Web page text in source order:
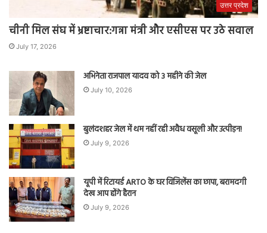
उत्तर प्रदेश
चीनी मिल संघ में भ्रष्टाचार:गन्ना मंत्री और एसीएस पर उठे सवाल
July 17, 2026
अभिनेता राजपाल यादव को 3 महीने की जेल
July 10, 2026
बुलंदशहर जेल में थम नहीं रही अवैध वसूली और उत्पीड़न!
July 9, 2026
यूपी में रिटायर्ड ARTO के घर विजिलेंस का छापा, बरामदगी
देख आप होंगे हैरान
July 9, 2026